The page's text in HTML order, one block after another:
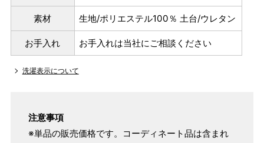
素材 生地/ポリエステル100％ 土台/ウレタン
お手入れ お手入れは当社にご相談ください
洗濯表示について
注意事項
※単品の販売価格です。コーディネート品は含まれ